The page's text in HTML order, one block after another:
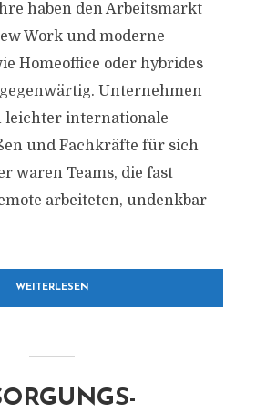
haben den Arbeitsmarkt
Work und moderne
Homeoffice oder hybrides
Unternehmen
leichter internationale
und Fachkräfte für sich
waren Teams, die fast
arbeiteten, undenkbar –
WEITERLESEN